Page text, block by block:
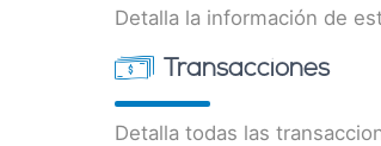
Detalla la información de
Transacciones
Detalla todas las